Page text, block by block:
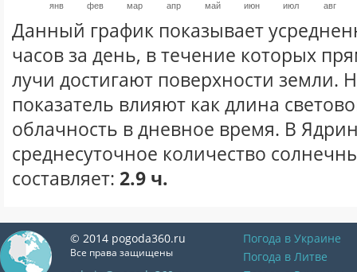
янв фев мар апр май июн июл авг
Данный график показывает
часов за день, в течение которых
лучи достигают поверхности земли.
показатель влияют как длина
облачность в дневное время. В
среднесуточное количество
составляет: 2.9 ч.
© 2014 pogoda360.ru
Все права защищены
Погода в Украине
Погода в Литве